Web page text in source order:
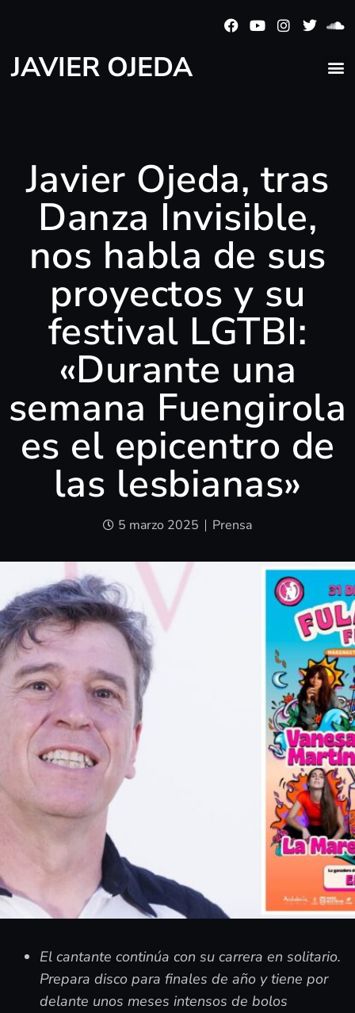
JAVIER OJEDA
Javier Ojeda, tras
Danza Invisible,
nos habla de sus
proyectos y su
festival LGTBI:
«Durante una
semana Fuengirola
es el epicentro de
las lesbianas»
5 marzo 2025 Prensa
El cantante continúa con su carrera en solitario.
Prepara disco para finales de año y tiene por
delante unos meses intensos de bolos